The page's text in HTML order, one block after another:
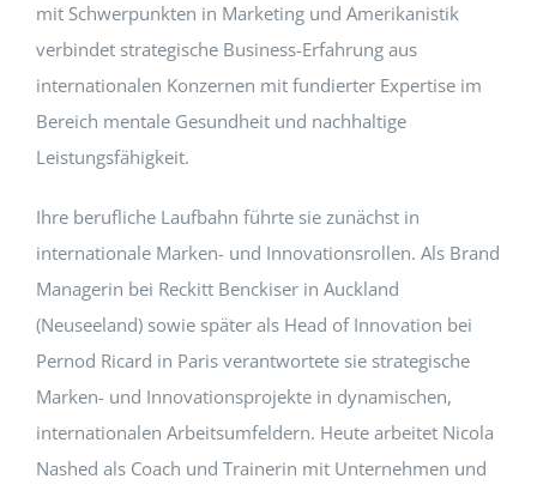
mit Schwerpunkten in Marketing und Amerikanistik
verbindet strategische Business-Erfahrung aus
internationalen Konzernen mit fundierter Expertise im
Bereich mentale Gesundheit und nachhaltige
Leistungsfähigkeit.
Ihre berufliche Laufbahn führte sie zunächst in
internationale Marken- und Innovationsrollen. Als Brand
Managerin bei Reckitt Benckiser in Auckland
(Neuseeland) sowie später als Head of Innovation bei
Pernod Ricard in Paris verantwortete sie strategische
Marken- und Innovationsprojekte in dynamischen,
internationalen Arbeitsumfeldern. Heute arbeitet Nicola
Nashed als Coach und Trainerin mit Unternehmen und